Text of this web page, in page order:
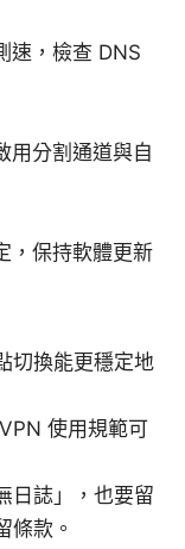
速，檢查 DNS
用分割通道與自
，保持軟體更新
切換能更穩定地
使用規範可
日誌」，也要留
條款。